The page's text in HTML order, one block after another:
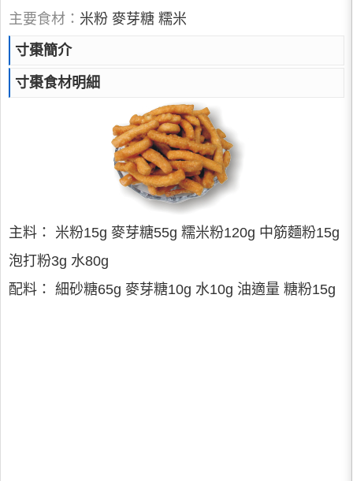
主要食材： 米粉 麥芽糖 糯米
寸棗簡介
寸棗食材明細
主料： 米粉15g 麥芽糖55g 糯米粉120g 中筋麵粉15g
泡打粉3g 水80g
配料： 細砂糖65g 麥芽糖10g 水10g 油適量 糖粉15g